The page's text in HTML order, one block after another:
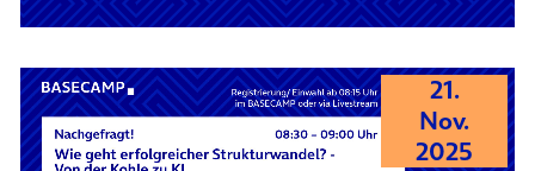
21.
Nov.
2025